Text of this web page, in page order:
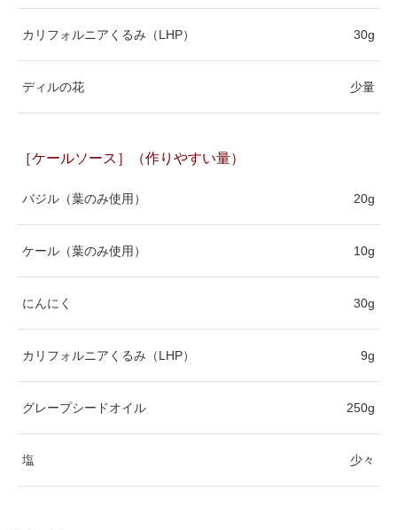
カリフォルニアくるみ（LHP） 30g
ディルの花 少量
［ケールソース］（作りやすい量）
バジル（葉のみ使用） 20g
ケール（葉のみ使用） 10g
にんにく 30g
カリフォルニアくるみ（LHP） 9g
グレープシードオイル 250g
塩 少々